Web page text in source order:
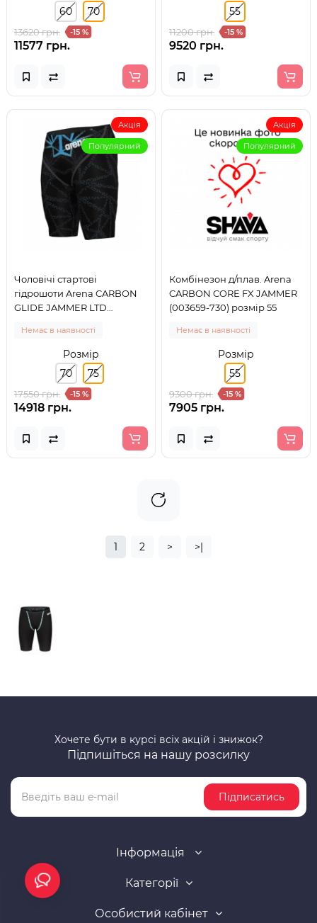
60
70
13620 грн. -15 %
11577 грн.
55
11200 грн. -15 %
9520 грн.
Акція
Популярний
Чоловічі стартові
гідрошоти Arena CARBON
GLIDE JAMMER LTD
Немає в наявності
Розмір
70
75
17550 грн. -15 %
14918 грн.
Акція
Популярний
Комбінезон д/плав. Arena
CARBON CORE FX JAMMER
(003659-730) розмір 55
Немає в наявності
Розмір
55
9300 грн. -15 %
7905 грн.
1 2 > >|
Хочете бути в курсі всіх акцій і знижок?
Підпишіться на нашу розсилку
Підписатись
Інформація
Категорії
Особистий кабінет